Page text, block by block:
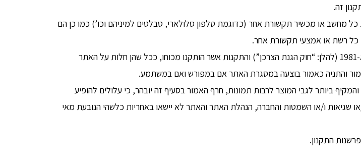
זה.
מחשב או מכשיר תקשורת אחר (כדוגמת טלפון סלולארי, טבלטים למיניהם וכו’) כמו כן הם
כל רשת או אמצעי תקשורת אחר.
אין באמור בתקנון זה כדי לגרוע מהוראות חוק הגנת הצרכן, התשמ”א-1981 (להלן: “חוק הגנת הצרכן”) והתקנות אשר הותקנו מכוחו, ככל שהן חלות על האתר
והתניה כאמור בוצעה במסגרת האתר אם במפורש ואם במשתמע.
ביותר לגבי המוצר לרבות תמונות, חרף האמור בסעיף זה יובהר, כי עלולים להופיע
שגיאות ו/או השמטות והחברה, הנהלת האתר והאתר לא יישאו באחריות כלשהי הנובעת מאי
התקנון.